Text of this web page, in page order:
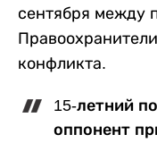
сентября между
конфликта.
15-летний
оппонент